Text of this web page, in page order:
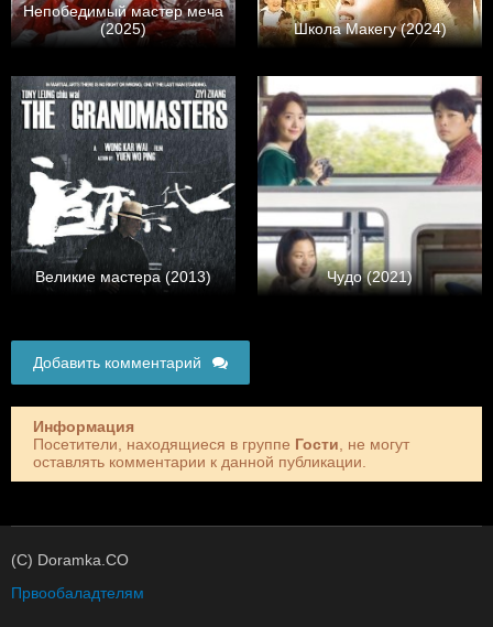
Непобедимый мастер меча
(2025)
Школа Макегу (2024)
Великие мастера (2013) Чудо (2021)
Добавить комментарий
Информация
Посетители, находящиеся в группе Гости , не могут
оставлять комментарии к данной публикации.
(C) Doramka.CO
Првообаладтелям